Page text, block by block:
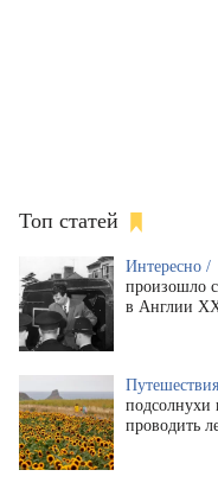
Топ статей
Интересно /
произошло
в Англии
подсолнухи
проводить